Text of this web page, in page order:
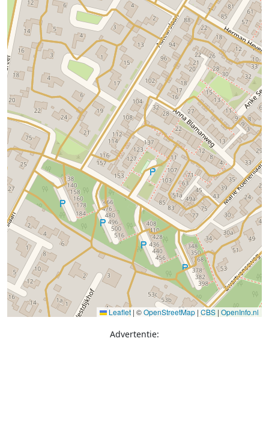
Leaflet | ©OpenStreetMap | CBS | OpenInfo.nl
Advertentie: